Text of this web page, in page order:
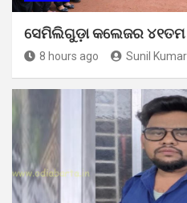
ସେମିଲିଗୁଡ଼ା କଲେଜର
8 hours ago Sunil